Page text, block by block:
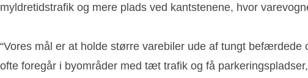
myldretidstrafik og mere plads ved kantstenene, hvor
“Vores mål er at holde større varebiler ude af tungt befærdede
ofte foregår i byområder med tæt trafik og få